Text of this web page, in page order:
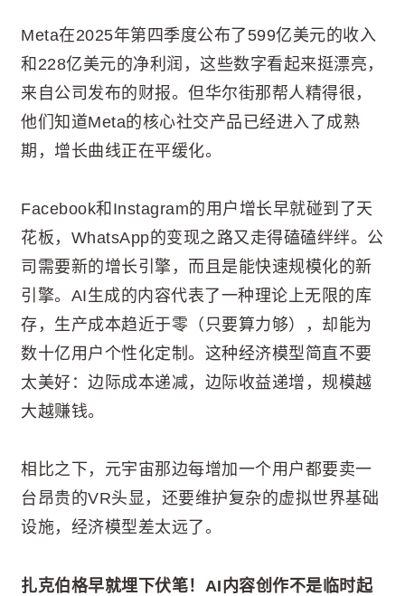
Meta在2025年第四季度公布了599亿美元的收入
和228亿美元的净利润，这些数字看起来挺漂亮，
来自公司发布的财报。但华尔街那帮人精得很，
他们知道Meta的核心社交产品已经进入了成熟
期，增长曲线正在平缓化。
Facebook和Instagram的用户增长早就碰到了天
花板，WhatsApp的变现之路又走得磕磕绊绊。公
司需要新的增长引擎，而且是能快速规模化的新
引擎。AI生成的内容代表了一种理论上无限的库
存，生产成本趋近于零（只要算力够），却能为
数十亿用户个性化定制。这种经济模型简直不要
太美好：边际成本递减，边际收益递增，规模越
大越赚钱。
相比之下，元宇宙那边每增加一个用户都要卖一
台昂贵的VR头显，还要维护复杂的虚拟世界基础
设施，经济模型差太远了。
扎克伯格早就埋下伏笔！AI内容创作不是临时起